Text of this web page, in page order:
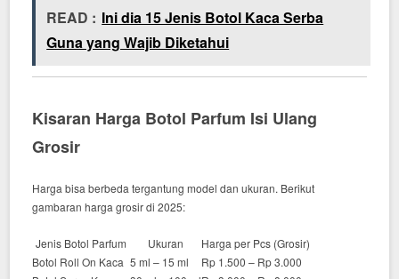
READ : Ini dia 15 Jenis Botol Kaca Serba
Guna yang Wajib Diketahui
Kisaran Harga Botol Parfum Isi Ulang
Grosir
Harga bisa berbeda tergantung model dan ukuran. Berikut
gambaran harga grosir di 2025:
Jenis Botol Parfum Ukuran
Harga per Pcs (Grosir)
Botol Roll On Kaca 5 ml – 15 ml
Rp 1.500 – Rp 3.000